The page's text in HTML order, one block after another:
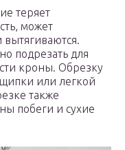
теряет
может
вытягиваются.
подрезать для
кроны. Обрезку
или легкой
также
побеги и сухие